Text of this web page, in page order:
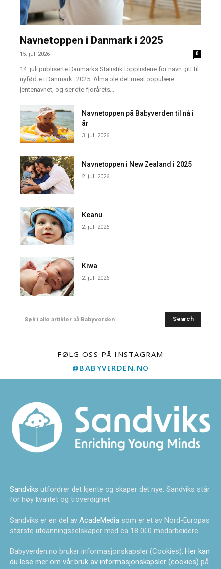
Navnetoppen i Danmark i 2025
15. juli 2026 0
14. juli publiserte Danmarks Statistik topplistene for navn gitt til
nyfødte i Danmark i 2025. Alma ble det mest populære
jentenavnet, og sendte fjorårets...
Navnetoppen på Babyverden til nå i
år
3. juli 2026
Navnetoppen i New Zealand i 2025
2. juli 2026
Keanu
2. juli 2026
Kiwa
2. juli 2026
Søk i alle artikler på Babyverden Search
FØLG OSS PÅ INSTAGRAM
@BABYVERDEN.NO
Sandviks utfordrer det kjente og skaper det nye. Sandviks står
for høy kvalitet og troverdighet.
Sandviks er en del av AcadeMedia som er et av Nord-Europas
største utdanningsselskaper med ca 18 000 medarbeidere.
Babyverden.no bruker informasjonskapsler (Cookies). Her kan
du lese mer om vår bruk av informasjonskapsler (cookies) på